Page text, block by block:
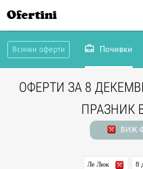
Ofertini
Всички оферти Почивки
ОФЕРТИ ЗА 8
ПРАЗНИК
ВИЖ
Ле Люк 8